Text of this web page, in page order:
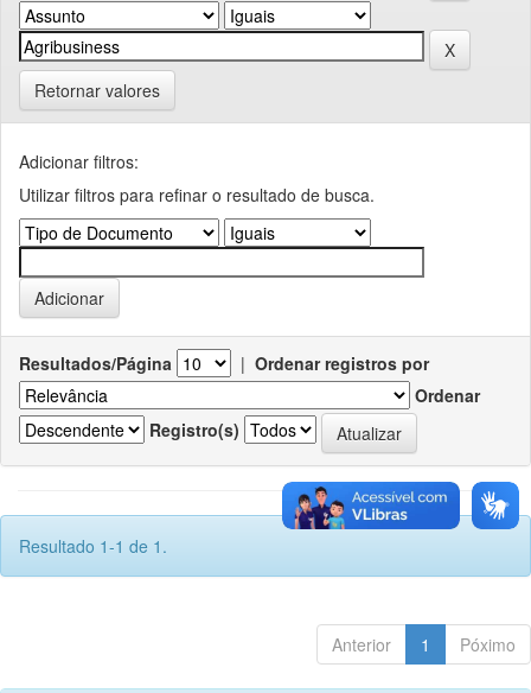
Retornar valores
Adicionar filtros:
Utilizar filtros para refinar o resultado de busca.
Resultados/Página | Ordenar registros por
Ordenar
Registro(s)
Resultado 1-1 de 1.
Anterior 1 Póximo